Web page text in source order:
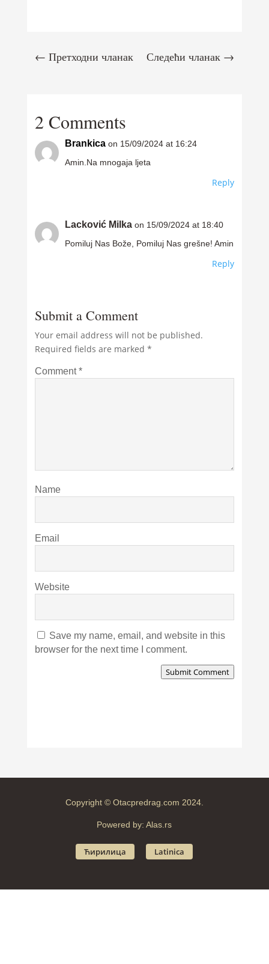
←Претходни чланак Следећи чланак→
2 Comments
Brankica on 15/09/2024 at 16:24
Amin.Na mnogaja ljeta
Reply
Lacković Milka on 15/09/2024 at 18:40
Pomiluj Nas Bože, Pomiluj Nas grešne! Amin
Reply
Submit a Comment
Your email address will not be published.
Required fields are marked*
Comment*
Name
Email
Website
Save my name, email, and website in this
browser for the next time I comment.
Submit Comment
Copyright © Otacpredrag.com 2024.
Powered by:Alas.rs
Ћирилица Latinica